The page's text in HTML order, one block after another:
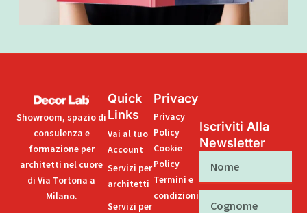
Showroom, spazio di
consulenza e
formazione per
architetti nel cuore
di Via Tortona a
Milano.
Quick
Links
Vai al tuo
Account
Servizi per
architetti
Servizi per
Privacy
Privacy
Policy
Cookie
Policy
Termini e
condizioni
Iscriviti Alla
Newsletter